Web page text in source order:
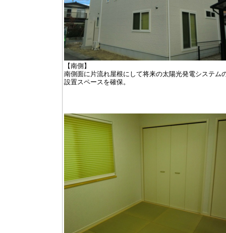
【南側】
南側面に片流れ屋根にして将来の太陽光発電システム
設置スペースを確保。